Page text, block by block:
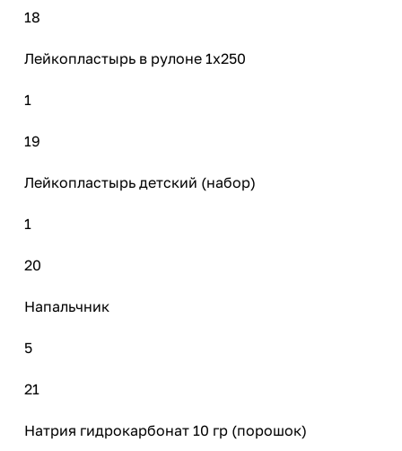
18
Лейкопластырь в рулоне 1х250
1
19
Лейкопластырь детский (набор)
1
20
Напальчник
5
21
Натрия гидрокарбонат 10 гр (порошок)